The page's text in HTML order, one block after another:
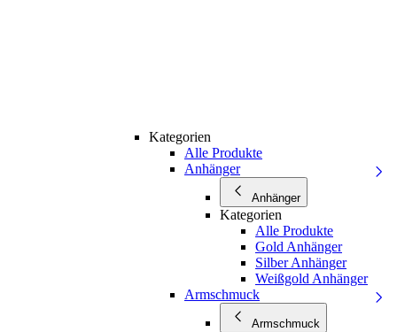
Kategorien
Alle Produkte
Anhänger
Anhänger
Kategorien
Alle Produkte
Gold Anhänger
Silber Anhänger
Weißgold Anhänger
Armschmuck
Armschmuck